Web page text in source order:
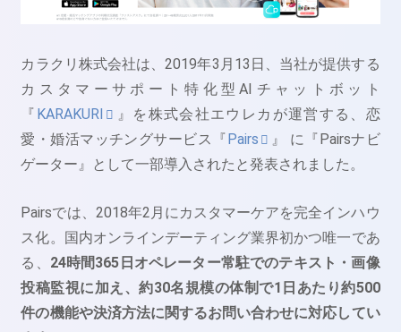
カラクリ株式会社は、2019年3月13日、当社が提供する
カスタマーサポート特化型AIチャットボット
『 KARAKURI
』を株式会社エウレカが運営する、恋
愛・婚活マッチングサービス『 Pairs
』 に『Pairsナビ
ゲーター』として一部導入されたと発表されました。
Pairsでは、2018年2月にカスタマーケアを完全インハウ
ス化。国内オンラインデーティング業界初かつ唯一であ
る、 24時間365日オペレーター常駐でのテキスト・画像
投稿監視に加え、約30名規模の体制で1日あたり約500
件の機能や決済方法に関するお問い合わせに対応してい